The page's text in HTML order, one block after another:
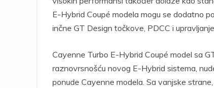
E-Hybrid Coupé modela mogu se dodatno
inčne GT Design točkove, PDCC i
Cayenne Turbo E-Hybrid Coupé model sa
raznovrsnošću novog E-Hybrid sistema,
ponude Cayenne modela. Sa vanjske